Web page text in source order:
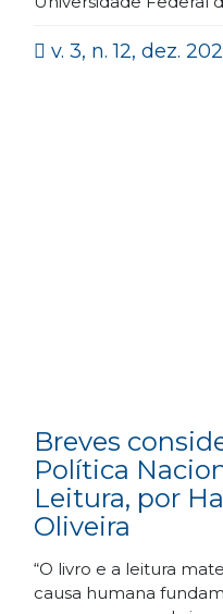
v. 3, n. 12, dez.
Breves
Política
Leitura, por
Oliveira
“O livro e a leitura
causa humana